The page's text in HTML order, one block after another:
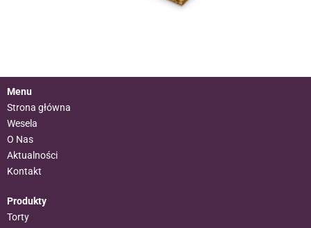
Menu
Strona główna
Wesela
O Nas
Aktualności
Kontakt
Produkty
Torty